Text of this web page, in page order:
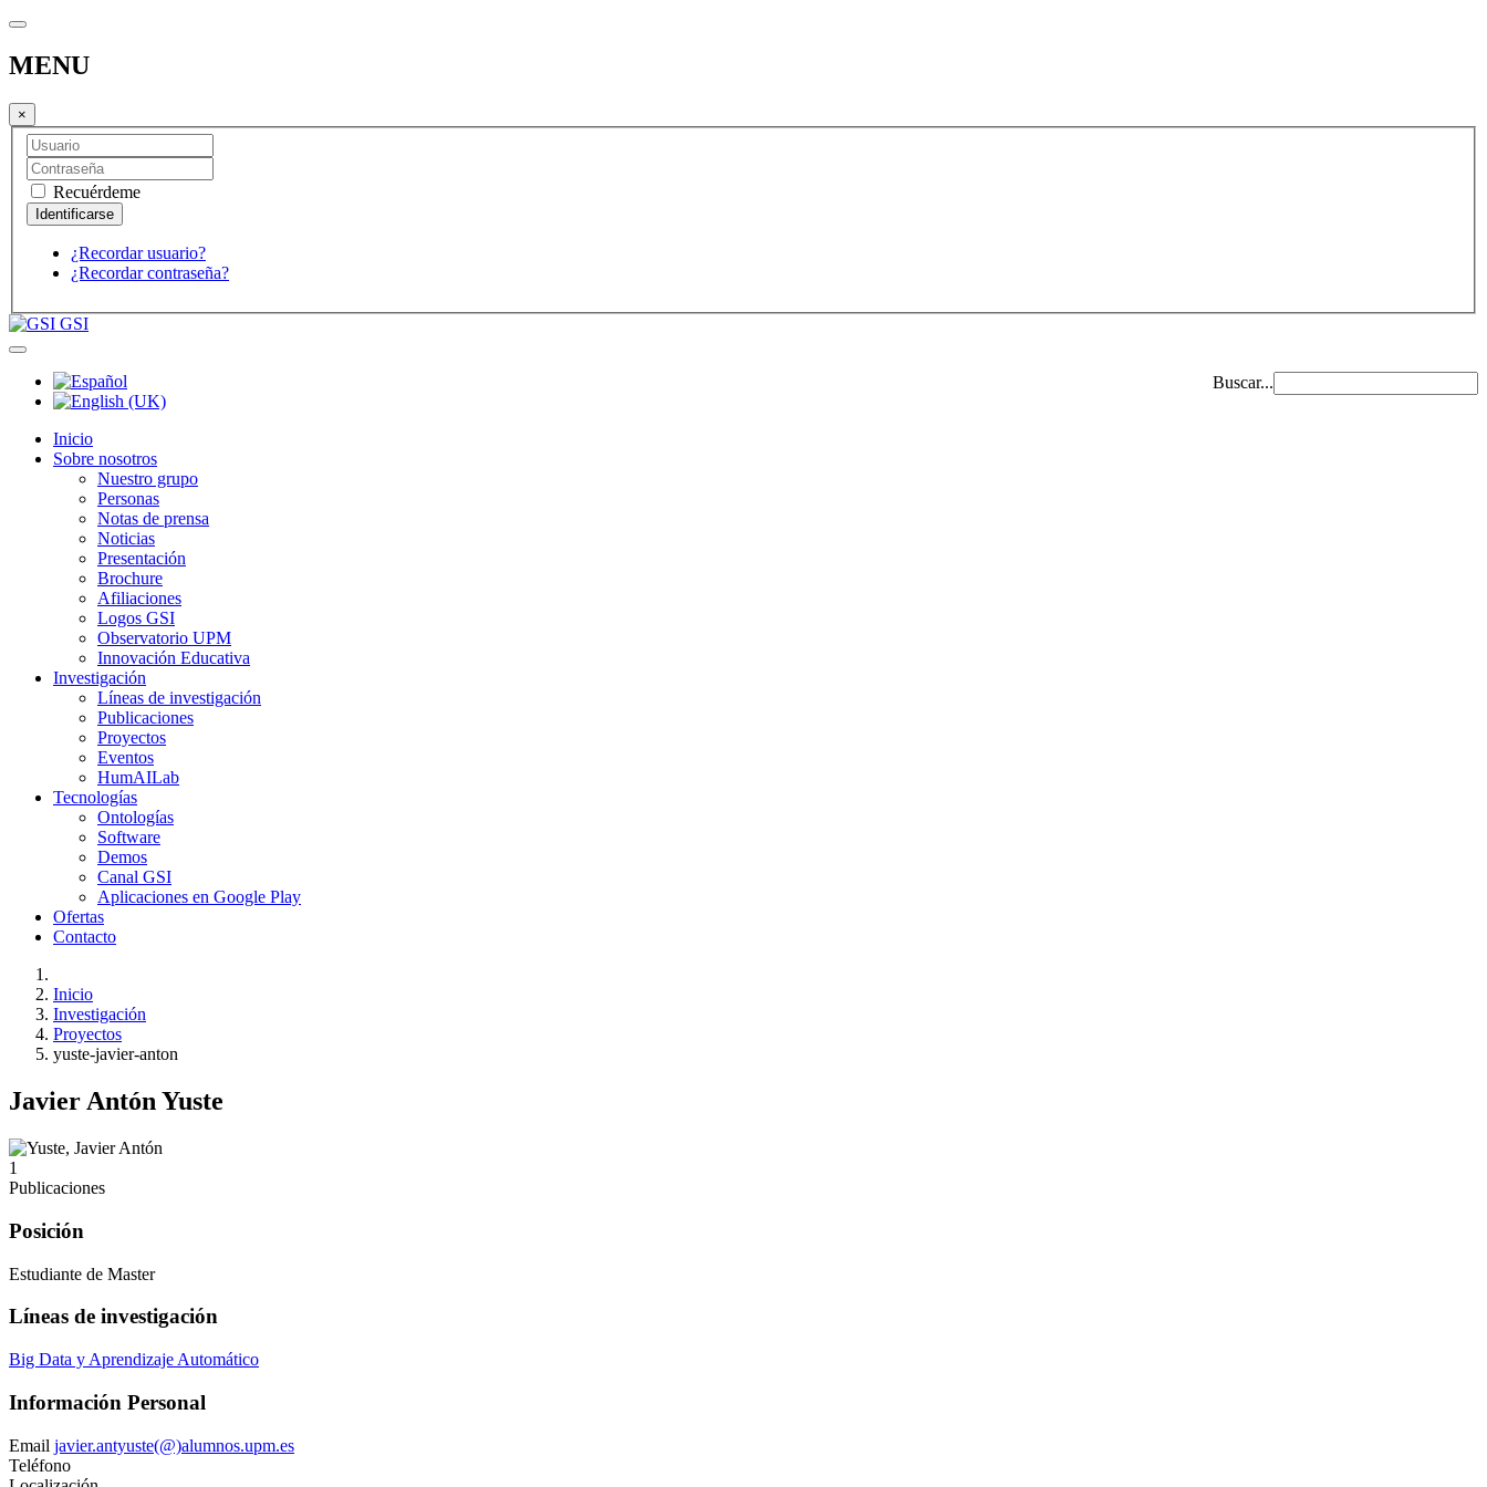
MENU
×
Recuérdeme
¿Recordar usuario?
¿Recordar contraseña?
GSI
Buscar...
Inicio
Sobre nosotros
Nuestro grupo
Personas
Notas de prensa
Noticias
Presentación
Brochure
Afiliaciones
Logos GSI
Observatorio UPM
Innovación Educativa
Investigación
Líneas de investigación
Publicaciones
Proyectos
Eventos
HumAILab
Tecnologías
Ontologías
Software
Demos
Canal GSI
Aplicaciones en Google Play
Ofertas
Contacto
Inicio
Investigación
Proyectos
yuste-javier-anton
Javier Antón Yuste
1
Publicaciones
Posición
Estudiante de Master
Líneas de investigación
Big Data y Aprendizaje Automático
Información Personal
Email javier.antyuste(@)alumnos.upm.es
Teléfono